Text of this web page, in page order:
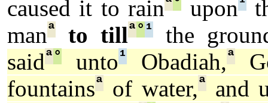
caused it to rain upon
manª to tillª° ¹
the
saidª° unto¹ Obadiah,ª
fountainsª of water,ª
and